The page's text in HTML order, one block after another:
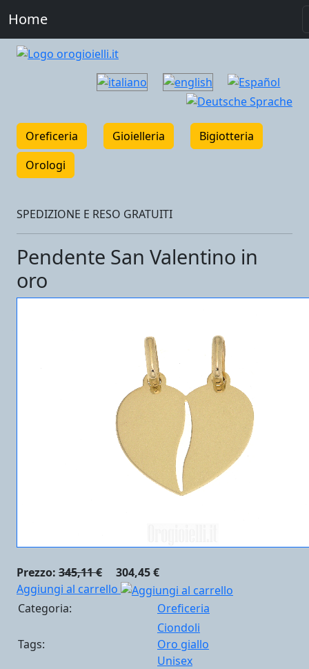
Home
Oreficeria Gioielleria
Bigiotteria
Orologi
SPEDIZIONE E RESO GRATUITI
Pendente San Valentino in
oro
Prezzo: 345,11 €
304,45 €
Aggiungi al carrello
Categoria:
Oreficeria
Tags:
Ciondoli
Oro giallo
Unisex